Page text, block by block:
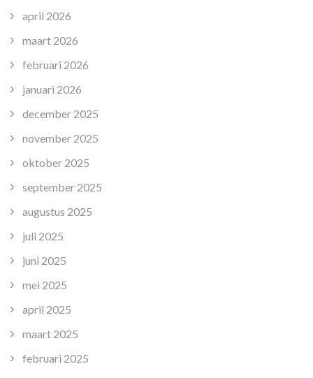
april 2026
maart 2026
februari 2026
januari 2026
december 2025
november 2025
oktober 2025
september 2025
augustus 2025
juli 2025
juni 2025
mei 2025
april 2025
maart 2025
februari 2025